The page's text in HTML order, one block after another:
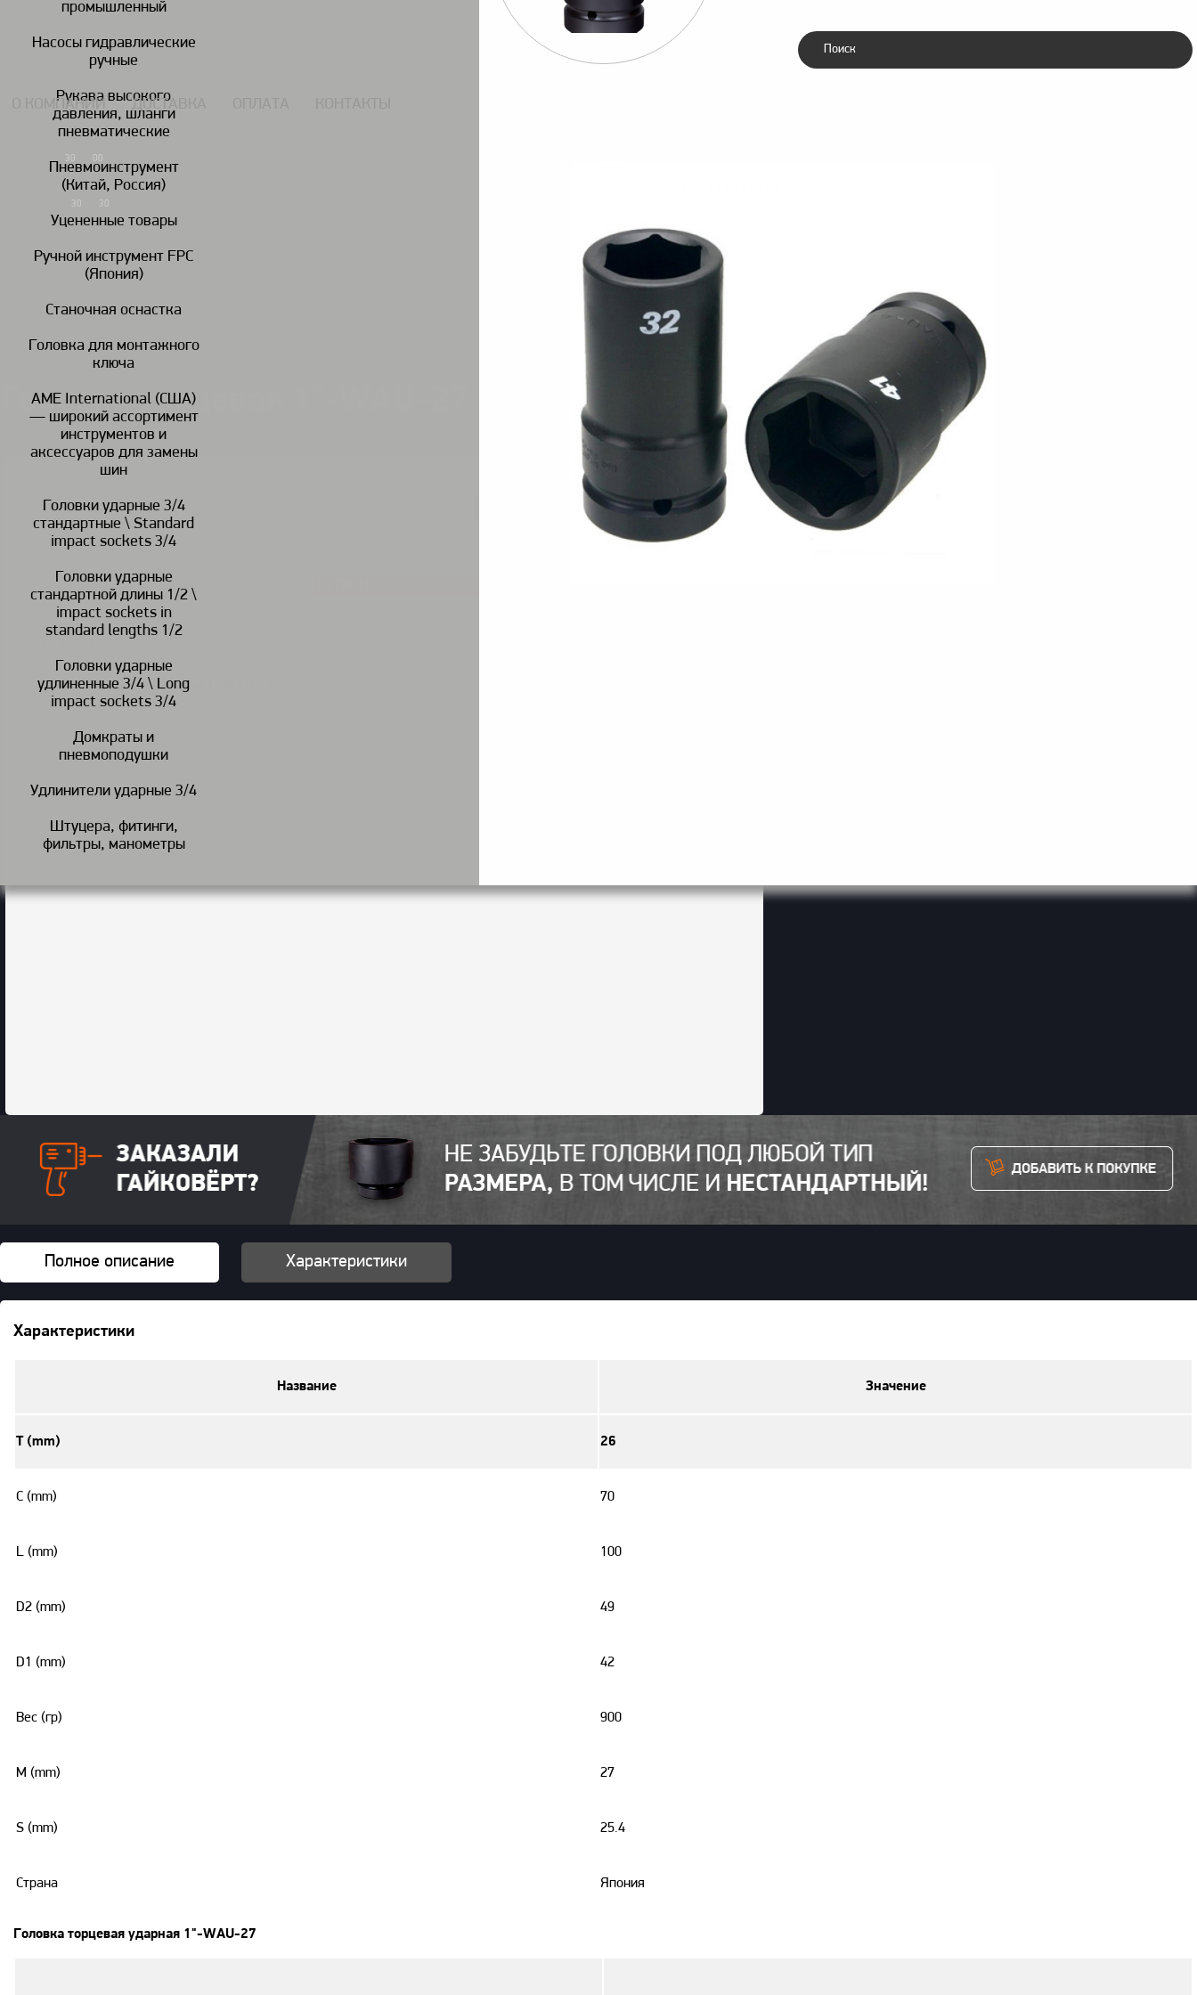
117434, г. Москва, Дмитровское шоссе 13, пом. 7 ЖК Дыхание.
промышленный
Насосы гидравлические
ручные
Рукава высокого
давления, шланги
пневматические
Пневмоинструмент
(Китай, Россия)
Уцененные товары
Ручной инструмент FPC
(Япония)
Станочная оснастка
Головка для монтажного
ключа
AME International (США)
— широкий ассортимент
инструментов и
аксессуаров для замены
шин
Головки ударные 3/4
стандартные \ Standard
impact sockets 3/4
Головки ударные
стандартной длины 1/2 \
impact sockets in
standard lengths 1/2
Головки ударные
удлиненные 3/4 \ Long
impact sockets 3/4
Домкраты и
пневмоподушки
Удлинители ударные 3/4
Штуцера, фитинги,
фильтры, манометры
(495) 924-55-33
Пн-Чт: 0930-18 00
(495) 924-55-30
30 30
Гайковереты
пневматические
Бормашины
пневматические
Головки ударные / удлинители/шарниры/переходники
Головка торцевая 1"-WAU-27
В наличии Цена по запросу
>
Головка торцевая ударная 1"-WAU-27
Полное описание Характеристики
Характеристики
Название Значение
T (mm) 26
C (mm) 70
L (mm) 100
D2 (mm) 49
D1 (mm) 42
Вес (гр) 900
M (mm) 27
S (mm) 25.4
Страна Япония
Головка торцевая ударная 1"-WAU-27
О КОМПАНИИ ДОСТАВКА